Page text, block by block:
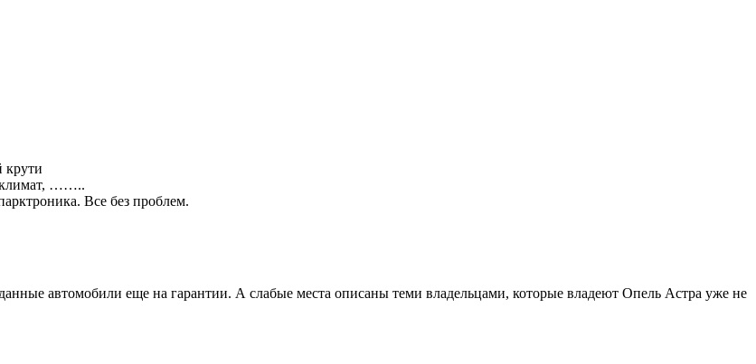
крути
климат, ……..
Все без проблем.
автомобили еще на гарантии. А слабые места описаны теми владельцами, которые владеют Опель Астра уже не